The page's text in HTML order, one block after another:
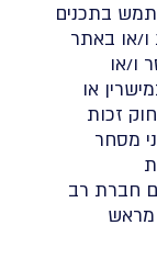
בתכנים
או באתר
ו/או
או
זכות
סימני מסחר
אם חברת רב